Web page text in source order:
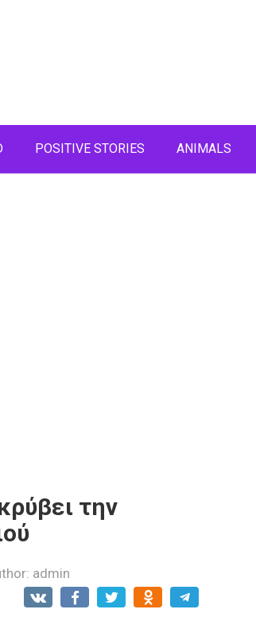
POSITIVE STORIES ANIMALS
την
admin